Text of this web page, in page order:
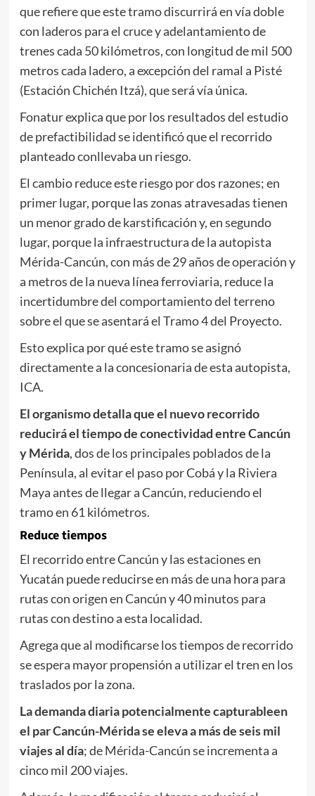
que refiere que este tramo discurrirá en vía doble
con laderos para el cruce y adelantamiento de
trenes cada 50 kilómetros, con longitud de mil 500
metros cada ladero, a excepción del ramal a Pisté
(Estación Chichén Itzá), que será vía única.
Fonatur explica que por los resultados del estudio
de prefactibilidad se identificó que el recorrido
planteado conllevaba un riesgo.
El cambio reduce este riesgo por dos razones; en
primer lugar, porque las zonas atravesadas tienen
un menor grado de karstificación y, en segundo
lugar, porque la infraestructura de la autopista
Mérida-Cancún, con más de 29 años de operación y
a metros de la nueva línea ferroviaria, reduce la
incertidumbre del comportamiento del terreno
sobre el que se asentará el Tramo 4 del Proyecto.
Esto explica por qué este tramo se asignó
directamente a la concesionaria de esta autopista,
ICA.
El organismo detalla que el nuevo recorrido
reducirá el tiempo de conectividad entre Cancún
y Mérida, dos de los principales poblados de la
Península, al evitar el paso por Cobá y la Riviera
Maya antes de llegar a Cancún, reduciendo el
tramo en 61 kilómetros.
Reduce tiempos
El recorrido entre Cancún y las estaciones en
Yucatán puede reducirse en más de una hora para
rutas con origen en Cancún y 40 minutos para
rutas con destino a esta localidad.
Agrega que al modificarse los tiempos de recorrido
se espera mayor propensión a utilizar el tren en los
traslados por la zona.
La demanda diaria potencialmente capturableen
el par Cancún-Mérida se eleva a más de seis mil
viajes al día; de Mérida-Cancún se incrementa a
cinco mil 200 viajes.